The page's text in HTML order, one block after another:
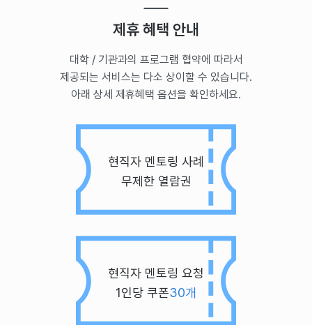
제휴 혜택 안내
대학 / 기관과의 프로그램 협약에 따라서
제공되는 서비스는 다소 상이할 수 있습니다.
아래 상세 제휴혜택 옵션을 확인하세요.
현직자 멘토링 사례
무제한 열람권
현직자 멘토링 요청
1인당 쿠폰30개